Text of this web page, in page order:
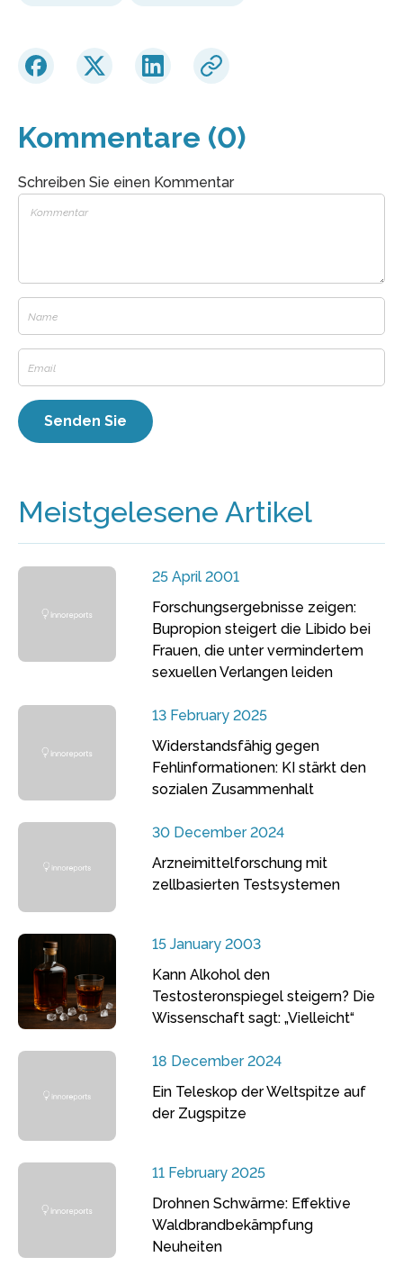
Kommentare (0)
Schreiben Sie einen Kommentar
Meistgelesene Artikel
25 April 2001
Forschungsergebnisse zeigen:
Bupropion steigert die Libido bei
Frauen, die unter vermindertem
sexuellen Verlangen leiden
13 February 2025
Widerstandsfähig gegen
Fehlinformationen: KI stärkt den
sozialen Zusammenhalt
30 December 2024
Arzneimittelforschung mit
zellbasierten Testsystemen
15 January 2003
Kann Alkohol den
Testosteronspiegel steigern? Die
Wissenschaft sagt: „Vielleicht“
18 December 2024
Ein Teleskop der Weltspitze auf
der Zugspitze
11 February 2025
Drohnen Schwärme: Effektive
Waldbrandbekämpfung
Neuheiten